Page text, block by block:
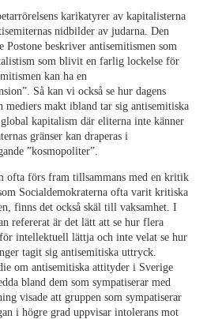
karikatyrer av kapitalisterna
nidbilder av judarna. Den
beskriver antisemitismen som
som blivit en farlig lockelse för
kan ha en
Så kan vi också se hur dagens
mediers makt ibland tar sig antisemitiska
kapitalism där eliterna inte känner
gränser kan draperas i
”kosmopoliter”.
ofta förs fram tillsammans med en kritik
Socialdemokraterna ofta varit kritiska
finns det också skäl till vaksamhet. I
refererat är det lätt att se hur flera
intellektuell lättja och inte velat se hur
tagit sig antisemitiska uttryck.
om antisemitiska attityder i Sverige
bland dem som sympatiserar med
visade att gruppen som sympatiserar
i högre grad uppvisar intolerans mot